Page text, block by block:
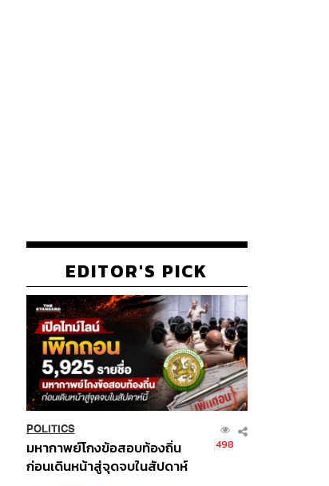
EDITOR'S PICK
POLITICS
มหากาพย์โกงข้อสอบท้องถิ่น
ก่อนเดินหน้าสู่จุดจบในสัปดาห์
498